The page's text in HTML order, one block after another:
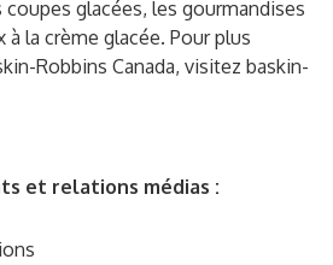
glacées, les gourmandises
à la crème glacée. Pour plus
Robbins Canada, visitez baskin-
et relations médias :